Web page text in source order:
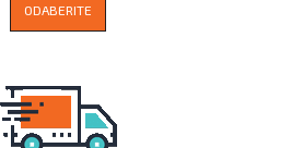
ODABERITE